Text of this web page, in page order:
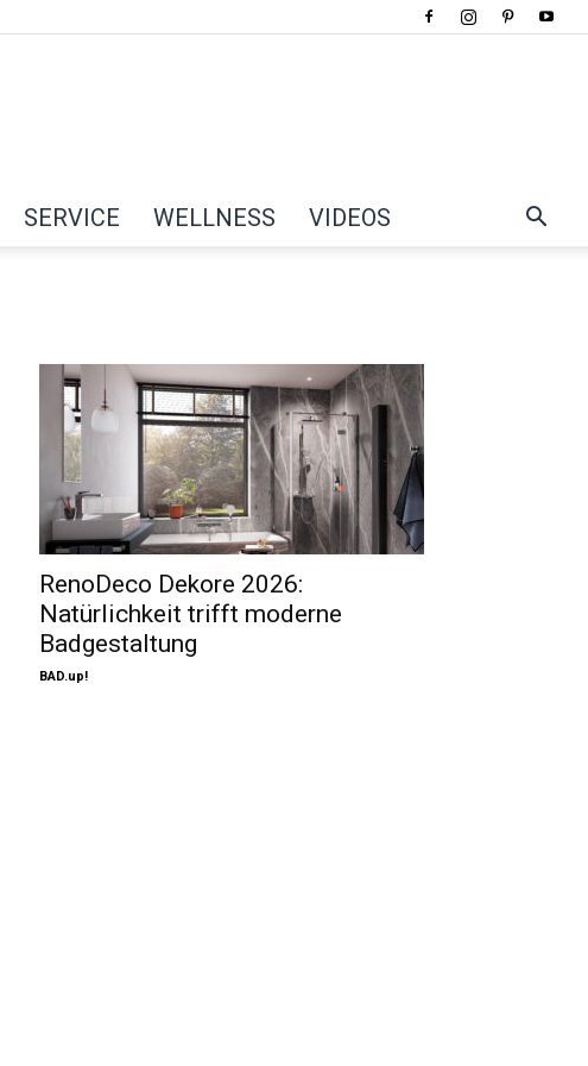
SERVICE WELLNESS VIDEOS
RenoDeco Dekore 2026:
Natürlichkeit trifft moderne
Badgestaltung
BAD.up!